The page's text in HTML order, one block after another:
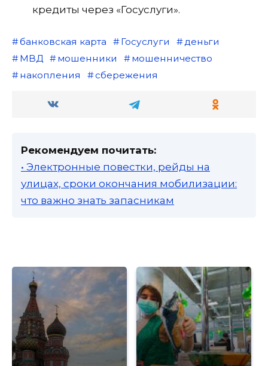
кредиты через «Госуслуги».
банковская карта Госуслуги
деньги
МВД
мошенники
мошенничество
накопления
сбережения
Рекомендуем почитать:
• Электронные повестки, рейды на
улицах, сроки окончания мобилизации:
что важно знать запасникам